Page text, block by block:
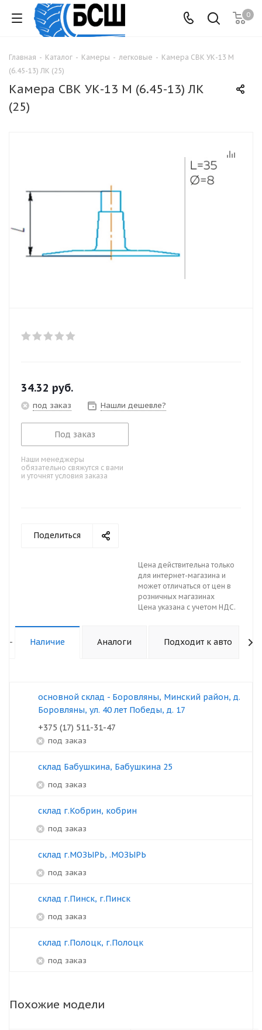
0
Главная - Каталог - Камеры - легковые - Камера СВК УК-13 М
(6.45-13) ЛК (25)
Камера СВК УК-13 М (6.45-13) ЛК
(25)
34.32 руб.
под заказ Нашли дешевле?
Под заказ
Наши менеджеры
обязательно свяжутся с вами
и уточнят условия заказа
Поделиться
Цена действительна только
для интернет-магазина и
может отличаться от цен в
розничных магазинах
Цена указана с учетом НДС.
- Наличие Аналоги Подходит к авто
основной склад - Боровляны, Минский район, д.
Боровляны, ул. 40 лет Победы, д. 17
+375 (17) 511-31-47
под заказ
склад Бабушкина, Бабушкина 25
под заказ
склад г.Кобрин, кобрин
под заказ
склад г.МОЗЫРЬ, .МОЗЫРЬ
под заказ
склад г.Пинск, г.Пинск
под заказ
склад г.Полоцк, г.Полоцк
под заказ
Похожие модели